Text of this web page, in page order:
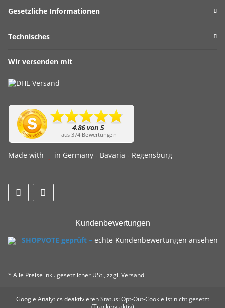
Gesetzliche Informationen
Technisches
Wir versenden mit
Made with in Germany - Bavaria - Regensburg
Kundenbewertungen
SHOPVOTE geprüft – echte Kundenbewertungen ansehen
* Alle Preise inkl. gesetzlicher USt., zzgl.Versand
Google Analytics deaktivieren Status: Opt-Out-Cookie ist nicht gesetzt